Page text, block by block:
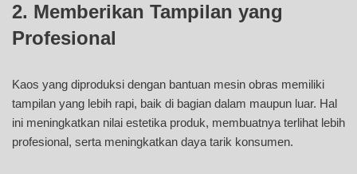
2. Memberikan Tampilan yang
Profesional
Kaos yang diproduksi dengan bantuan mesin obras memiliki
tampilan yang lebih rapi, baik di bagian dalam maupun luar. Hal
ini meningkatkan nilai estetika produk, membuatnya terlihat lebih
profesional, serta meningkatkan daya tarik konsumen.